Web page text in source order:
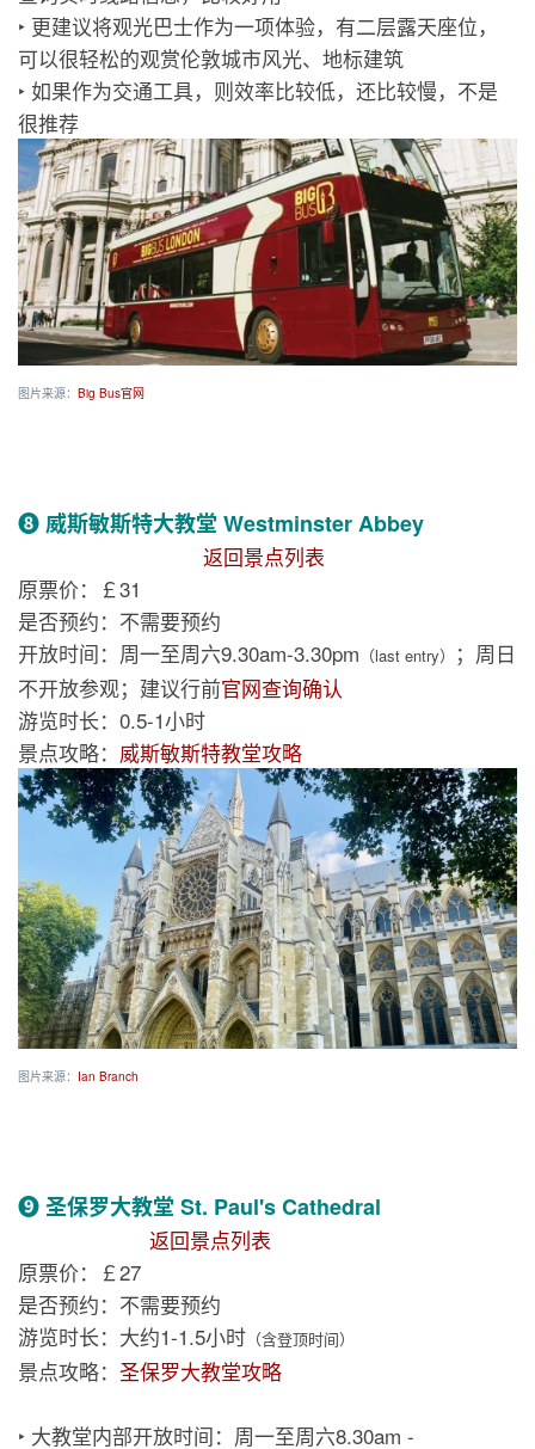
‣ 更建议将观光巴士作为一项体验，有二层露天座位，
可以很轻松的观赏伦敦城市风光、地标建筑
‣ 如果作为交通工具，则效率比较低，还比较慢，不是
很推荐
图片来源： Big Bus官网
❽ 威斯敏斯特大教堂 Westminster Abbey
返回景点列表
原票价：￡31
是否预约：不需要预约
开放时间：周一至周六9.30am-3.30pm （last entry）
；周日
不开放参观；建议行前官网查询确认
游览时长：0.5-1小时
景点攻略： 威斯敏斯特教堂攻略
图片来源： Ian Branch
❾ 圣保罗大教堂 St. Paul's Cathedral
返回景点列表
原票价：￡27
是否预约：不需要预约
游览时长：大约1-1.5小时 （含登顶时间）
景点攻略： 圣保罗大教堂攻略
‣ 大教堂内部开放时间：周一至周六8.30am -